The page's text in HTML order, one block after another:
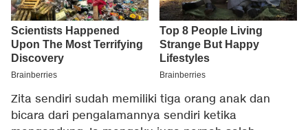
Zita sendiri sudah memiliki tiga orang anak dan
bicara dari pengalamannya sendiri ketika